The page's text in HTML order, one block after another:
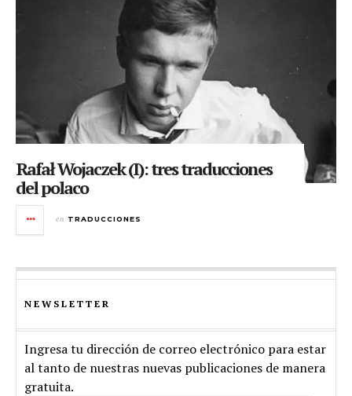
Rafał Wojaczek (I): tres traducciones
del polaco
en TRADUCCIONES
NEWSLETTER
Ingresa tu dirección de correo electrónico para estar
al tanto de nuestras nuevas publicaciones de manera
gratuita.